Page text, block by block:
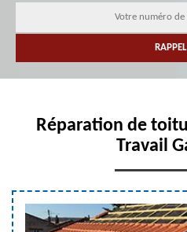
Réparation de
Travail